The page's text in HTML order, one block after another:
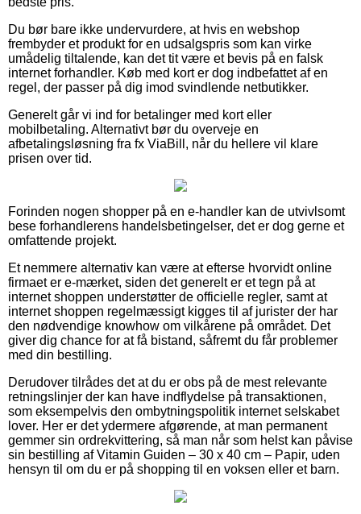
Du bør bare ikke undervurdere, at hvis en webshop
frembyder et produkt for en udsalgspris som kan virke
umådelig tiltalende, kan det tit være et bevis på en falsk
internet forhandler. Køb med kort er dog indbefattet af en
regel, der passer på dig imod svindlende netbutikker.
Generelt går vi ind for betalinger med kort eller
mobilbetaling. Alternativt bør du overveje en
afbetalingsløsning fra fx ViaBill, når du hellere vil klare
prisen over tid.
Forinden nogen shopper på en e-handler kan de utvivlsomt
bese forhandlerens handelsbetingelser, det er dog gerne et
omfattende projekt.
Et nemmere alternativ kan være at efterse hvorvidt online
firmaet er e-mærket, siden det generelt er et tegn på at
internet shoppen understøtter de officielle regler, samt at
internet shoppen regelmæssigt kigges til af jurister der har
den nødvendige knowhow om vilkårene på området. Det
giver dig chance for at få bistand, såfremt du får problemer
med din bestilling.
Derudover tilrådes det at du er obs på de mest relevante
retningslinjer der kan have indflydelse på transaktionen,
som eksempelvis den ombytningspolitik internet selskabet
lover. Her er det ydermere afgørende, at man permanent
gemmer sin ordrekvittering, så man når som helst kan påvise
sin bestilling af Vitamin Guiden – 30 x 40 cm – Papir, uden
hensyn til om du er på shopping til en voksen eller et barn.